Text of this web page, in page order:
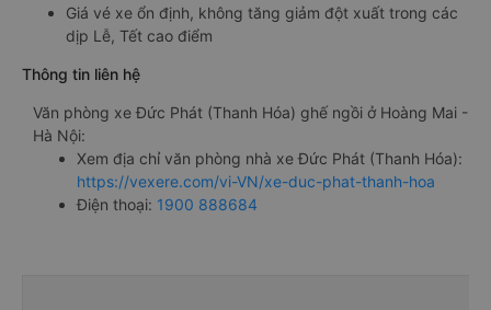
Giá vé xe ổn định, không tăng giảm đột xuất trong các
dịp Lễ, Tết cao điểm
Thông tin liên hệ
Văn phòng xe Đức Phát (Thanh Hóa) ghế ngồi ở Hoàng Mai -
Hà Nội:
Xem địa chỉ văn phòng nhà xe Đức Phát (Thanh Hóa):
https://vexere.com/vi-VN/xe-duc-phat-thanh-hoa
Điện thoại: 1900 888684